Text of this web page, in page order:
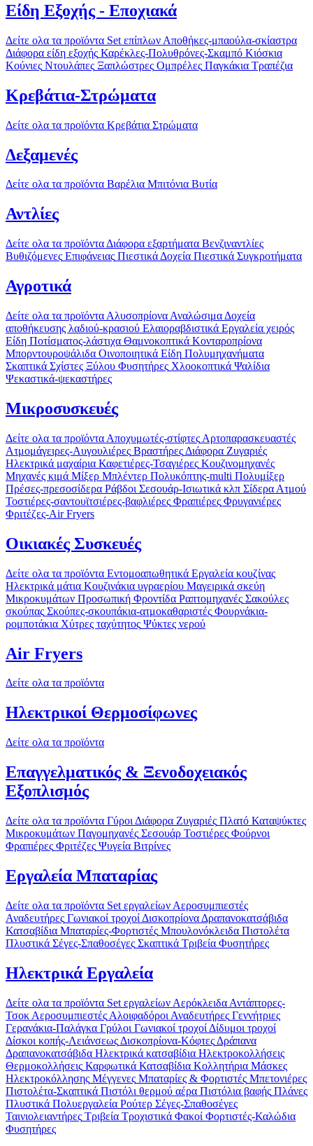
Είδη Εξοχής - Εποχιακά
Δείτε ολα τα προϊόντα Set επίπλων Αποθήκες-μπαούλα-σκίαστρα
Διάφορα είδη εξοχής Καρέκλες-Πολυθρόνες-Σκαμπό Κιόσκια
Κούνιες Ντουλάπες Ξαπλώστρες Ομπρέλες Παγκάκια Τραπέζια
Κρεβάτια-Στρώματα
Δείτε ολα τα προϊόντα Κρεβάτια Στρώματα
Δεξαμενές
Δείτε ολα τα προϊόντα Βαρέλια Μπιτόνια Βυτία
Αντλίες
Δείτε ολα τα προϊόντα Διάφορα εξαρτήματα Βενζιναντλίες
Βυθιζόμενες Επιφάνειας Πιεστικά Δοχεία Πιεστικά Συγκροτήματα
Αγροτικά
Δείτε ολα τα προϊόντα Αλυσοπρίονα Αναλώσιμα Δοχεία
αποθήκευσης λαδιού-κρασιού Ελαιοραβδιστικά Εργαλεία χειρός
Είδη Ποτίσματος-λάστιχα Θαμνοκοπτικά Κονταροπρίονα
Μπορντουροψάλιδα Οινοποιητικά Είδη Πολυμηχανήματα
Σκαπτικά Σχίστες Ξύλου Φυσητήρες Χλοοκοπτικά Ψαλίδια
Ψεκαστικά-ψεκαστήρες
Μικροσυσκευές
Δείτε ολα τα προϊόντα Αποχυμωτές-στίφτες Αρτοπαρασκευαστές
Ατμομάγειρες-Αυγουλιέρες Βραστήρες Διάφορα Ζυγαριές
Ηλεκτρικά μαχαίρια Καφετιέρες-Τσαγιέρες Κουζινομηχανές
Μηχανές κιμά Μίξερ Μπλέντερ Πολυκόπτης-multi Πολυμίξερ
Πρέσες-πρεσοσίδερα Ράβδοι Σεσουάρ-Ισιωτικά κλπ Σίδερα Ατμού
Τοστιέρες-σαντουϊτσιέρες-βαφλιέρες Φραπιέρες Φρυγανιέρες
Φριτέζες-Air Fryers
Οικιακές Συσκευές
Δείτε ολα τα προϊόντα Εντομοαπωθητικά Εργαλεία κουζίνας
Ηλεκτρικά μάτια Κουζινάκια υγραερίου Μαγειρικά σκεύη
Μικροκυμάτων Προσωπική Φροντίδα Ραπτομηχανές Σακούλες
σκούπας Σκούπες-σκουπάκια-ατμοκαθαριστές Φουρνάκια-
ρομποτάκια Χύτρες ταχύτητος Ψύκτες νερού
Air Fryers
Δείτε ολα τα προϊόντα
Ηλεκτρικοί Θερμοσίφωνες
Δείτε ολα τα προϊόντα
Επαγγελματικός & Ξενοδοχειακός
Εξοπλισμός
Δείτε ολα τα προϊόντα Γύροι Διάφορα Ζυγαριές Πλατό Καταψύκτες
Μικροκυμάτων Παγομηχανές Σεσουάρ Τοστιέρες Φούρνοι
Φραπιέρες Φριτέζες Ψυγεία Βιτρίνες
Εργαλεία Μπαταρίας
Δείτε ολα τα προϊόντα Set εργαλείων Αεροσυμπιεστές
Αναδευτήρες Γωνιακοί τροχοί Δισκοπρίονα Δραπανοκατσάβιδα
Κατσαβίδια Μπαταρίες-Φορτιστές Μπουλονόκλειδα Πιστολέτα
Πλυστικά Σέγες-Σπαθοσέγες Σκαπτικά Τριβεία Φυσητήρες
Ηλεκτρικά Εργαλεία
Δείτε ολα τα προϊόντα Set εργαλείων Αερόκλειδα Αντάπτορες-
Τσοκ Αεροσυμπιεστές Αλοιφαδόροι Αναδευτήρες Γεννήτριες
Γερανάκια-Παλάγκα Γρύλοι Γωνιακοί τροχοί Δίδυμοι τροχοί
Δίσκοι κοπής-Λειάνσεως Δισκοπρίονα-Κόφτες Δράπανα
Δραπανοκατσάβιδα Ηλεκτρικά κατσαβίδια Ηλεκτροκολλήσεις
Θερμοκολλήσεις Καρφωτικά Κατσαβίδια Κολλητήρια Μάσκες
Ηλεκτροκόλλησης Μέγγενες Μπαταρίες & Φορτιστές Μπετονιέρες
Πιστολέτα-Σκαπτικά Πιστόλι θερμού αέρα Πιστόλια βαφής Πλάνες
Πλυστικά Πολυεργαλεία Ρούτερ Σέγες-Σπαθοσέγες
Ταινιολειαντήρες Τριβεία Τροχιστικά Φακοί Φορτιστές-Καλώδια
Φυσητήρες